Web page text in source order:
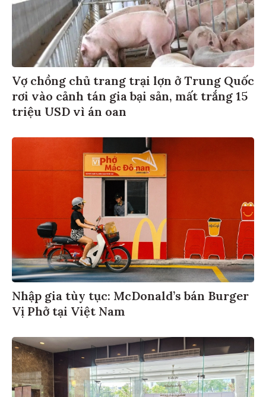
Vợ chồng chủ trang trại lợn ở Trung Quốc
rơi vào cảnh tán gia bại sản, mất trắng 15
triệu USD vì án oan
Nhập gia tùy tục: McDonald’s bán Burger
Vị Phở tại Việt Nam